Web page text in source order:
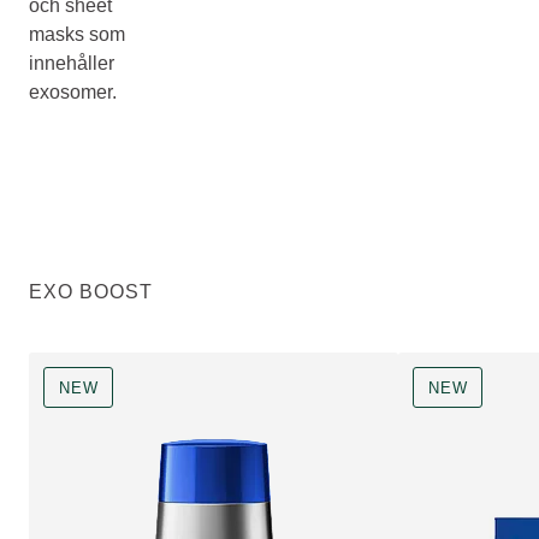
och sheet
masks som
innehåller
exosomer.
EXO BOOST
NEW NEW